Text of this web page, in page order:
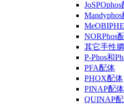
NORPhos
其它手性
P-Phos和
PFA配体
PHOX配体
PINAP配体
QUINAP